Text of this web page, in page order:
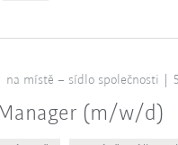
na místě – sídlo společnosti
(m/w/d)